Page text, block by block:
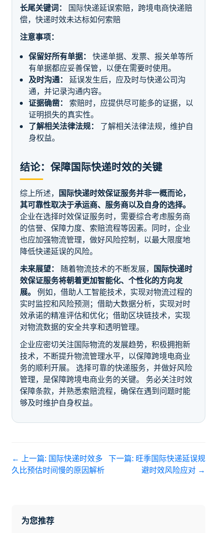
长尾关键词：
国际快递延误索赔，跨境电商快递赔
偿，快递时效未达标如何索赔
注意事项：
保留好所有单据：
快递单据、发票、报关单等所
有单据都应妥善保管，以便在需要时使用。
及时沟通：
延误发生后，应及时与快递公司沟
通，并记录沟通内容。
证据确凿：
索赔时，应提供尽可能多的证据，以
证明损失的真实性。
了解相关法律法规：
了解相关法律法规，维护自
身权益。
结论：保障国际快递时效的关键
综上所述， 国际快递时效保证服务并非一概而论，
其可靠性取决于承运商、服务商以及自身的选择。
企业在选择时效保证服务时，需要综合考虑服务商
的信誉、保障力度、索赔流程等因素。同时，企业
也应加强物流管理，做好风险控制，以最大限度地
降低快递延误的风险。
未来展望：
随着物流技术的不断发展， 国际快递时
效保证服务将朝着更加智能化、个性化的方向发
展。 例如，借助人工智能技术，实现对物流过程的
实时监控和风险预测；借助大数据分析，实现对时
效承诺的精准评估和优化；借助区块链技术，实现
对物流数据的安全共享和透明管理。
企业应密切关注国际物流的发展趋势，积极拥抱新
技术，不断提升物流管理水平，以保障跨境电商业
务的顺利开展。 选择可靠的快递服务，并做好风险
管理，是保障跨境电商业务的关键。 务必关注时效
保障条款，并熟悉索赔流程，确保在遇到问题时能
够及时维护自身权益。
← 上一篇: 国际快递时效多
久比预估时间慢的原因解析
下一篇: 旺季国际快递延误规
避时效风险应对 →
为您推荐